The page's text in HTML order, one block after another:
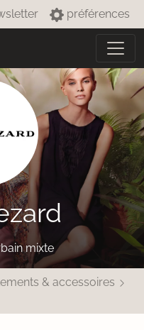
préférences
mixte
& accessoires